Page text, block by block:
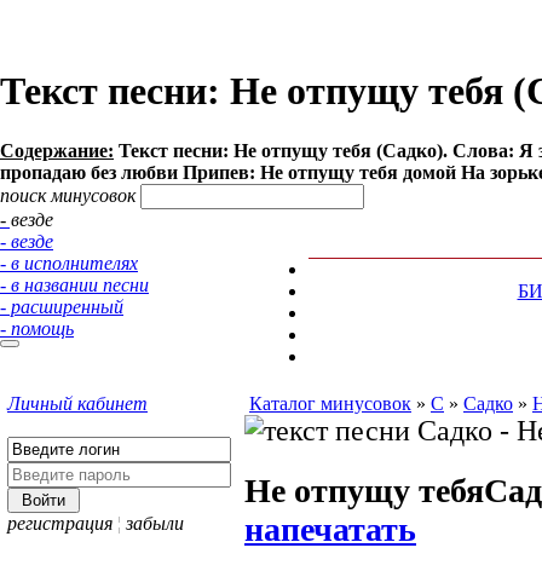
Текст песни: Не отпущу тебя
Содержание: Текст песни: Не отпущу тебя (Садко). Слова: Я
пропадаю без любви Припев: Не отпущу тебя домой На
поиск минусовок
- везде
- везде
- в исполнителях
- в названии песни
- расширенный
- помощь
Личный кабинет
регистрация ¦ забыли
Каталог минусовок » С » Садко »
Не отпущу тебя
напечатать